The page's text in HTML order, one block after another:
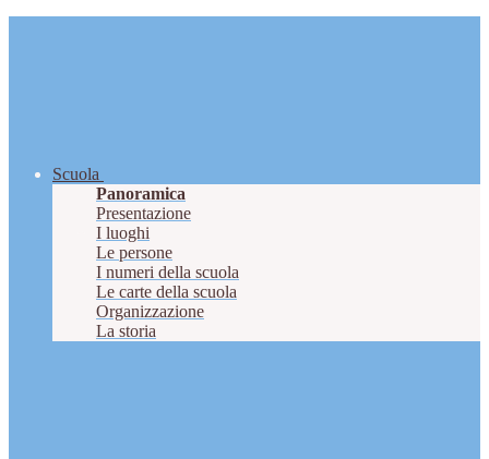
Scuola
Panoramica
Presentazione
I luoghi
Le persone
I numeri della scuola
Le carte della scuola
Organizzazione
La storia